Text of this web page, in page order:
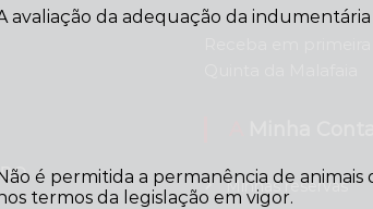
A Minha
Minhas reservas
avaliação da adequação da
é permitida a permanência de animais
termos da legislação em vigor.